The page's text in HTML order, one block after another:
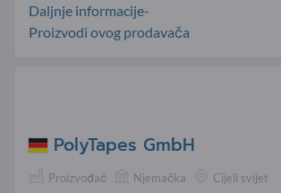
Daljnje informacije-
Proizvodi ovog prodavača
PolyTapes GmbH
Proizvođač Njemačka Cijeli svijet